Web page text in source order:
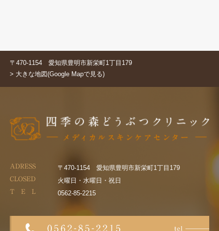
〒470-1154 愛知県豊明市新栄町1丁目179
> 大きな地図(Google Mapで見る)
ADRESS 〒470-1154 愛知県豊明市新栄町1丁目179
CLOSED 火曜日・水曜日・祝日
T E L 0562-85-2215